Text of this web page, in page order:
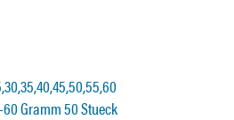
Gramm 50 Stueck